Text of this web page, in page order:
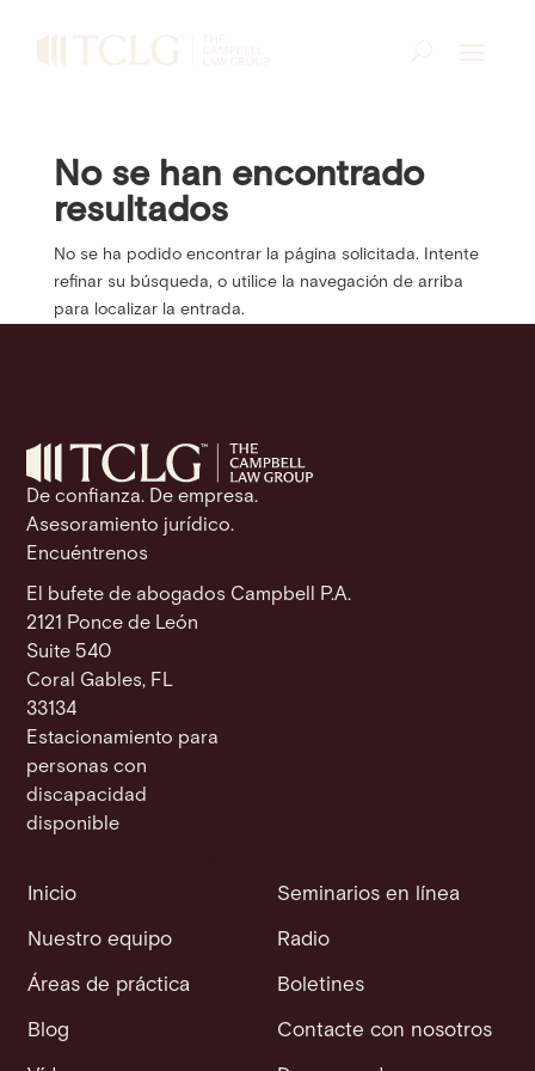
No se han encontrado
resultados
No se ha podido encontrar la página solicitada. Intente
refinar su búsqueda, o utilice la navegación de arriba
para localizar la entrada.
De confianza. De empresa.
Asesoramiento jurídico.
Encuéntrenos
El bufete de abogados Campbell P.A.
2121 Ponce de León
Suite 540
Coral Gables, FL
33134
Estacionamiento para
personas con
discapacidad
disponible
Inicio
Nuestro equipo
Áreas de práctica
Blog
Seminarios en línea
Radio
Boletines
Contacte con nosotros